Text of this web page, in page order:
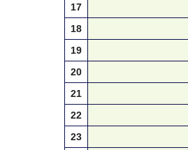
17
18
19
20
21
22
23